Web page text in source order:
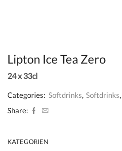
Lipton Ice Tea Zero
24 x 33cl
Categories: Softdrinks, Softdrinks,
Share:
KATEGORIEN